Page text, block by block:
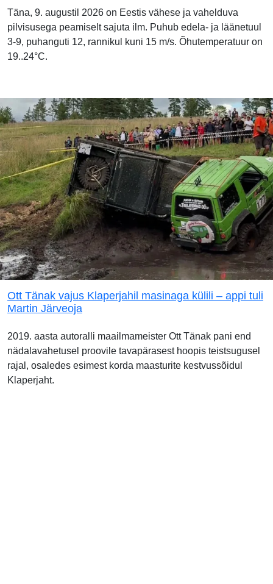
Täna, 9. augustil 2026 on Eestis vähese ja vahelduva
pilvisusega peamiselt sajuta ilm. Puhub edela- ja läänetuul
3-9, puhanguti 12, rannikul kuni 15 m/s. Õhutemperatuur on
19..24°C.
Ott Tänak vajus Klaperjahil masinaga külili – appi tuli
Martin Järveoja
2019. aasta autoralli maailmameister Ott Tänak pani end
nädalavahetusel proovile tavapärasest hoopis teistsugusel
rajal, osaledes esimest korda maasturite kestvussõidul
Klaperjaht.